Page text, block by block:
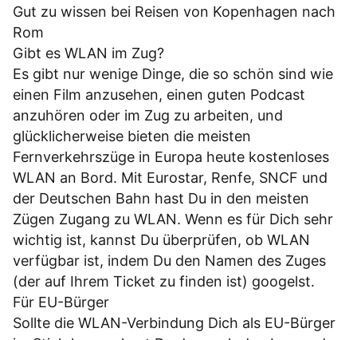
Gut zu wissen bei Reisen von Kopenhagen nach
Rom
Gibt es WLAN im Zug?
Es gibt nur wenige Dinge, die so schön sind wie
einen Film anzusehen, einen guten Podcast
anzuhören oder im Zug zu arbeiten, und
glücklicherweise bieten die meisten
Fernverkehrszüge in Europa heute kostenloses
WLAN an Bord. Mit Eurostar, Renfe, SNCF und
der Deutschen Bahn hast Du in den meisten
Zügen Zugang zu WLAN. Wenn es für Dich sehr
wichtig ist, kannst Du überprüfen, ob WLAN
verfügbar ist, indem Du den Namen des Zuges
(der auf Ihrem Ticket zu finden ist) googelst.
Für EU-Bürger
Sollte die WLAN-Verbindung Dich als EU-Bürger